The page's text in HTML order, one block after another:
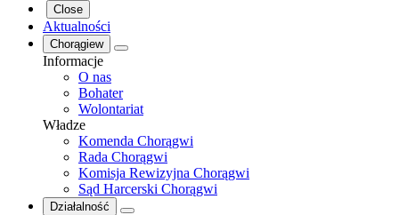
Close
Aktualności
Chorągiew
Informacje
O nas
Bohater
Wolontariat
Władze
Komenda Chorągwi
Rada Chorągwi
Komisja Rewizyjna Chorągwi
Sąd Harcerski Chorągwi
Działalność